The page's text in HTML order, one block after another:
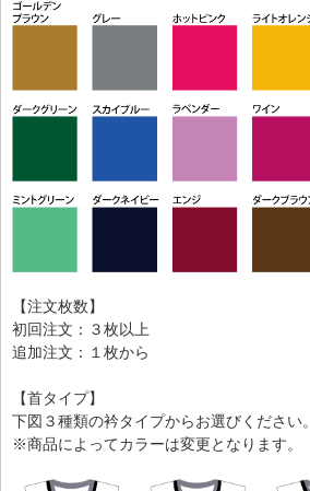
【注文枚数】
初回注文：３枚以上
追加注文：１枚から
【首タイプ】
下図３種類の衿タイプからお選びください。
※商品によってカラーは変更となります。